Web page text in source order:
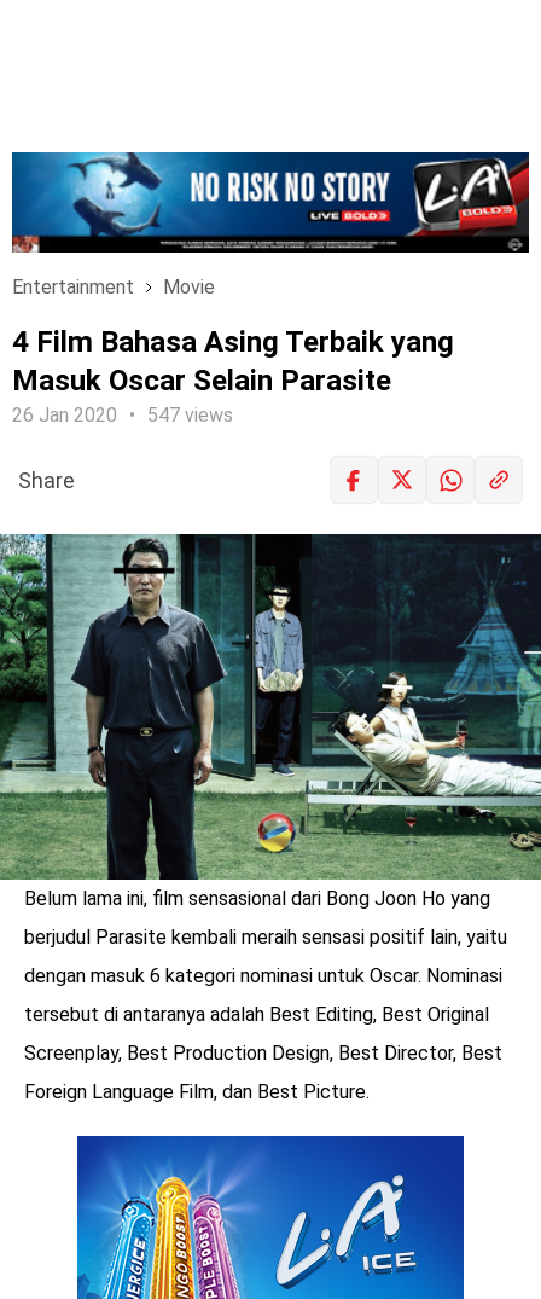
Entertainment Movie
4 Film Bahasa Asing Terbaik yang
Masuk Oscar Selain Parasite
26 Jan 2020 547 views
menarik
LOGIN
Share
Belum lama ini, film sensasional dari Bong Joon Ho yang
berjudul Parasite kembali meraih sensasi positif lain, yaitu
dengan masuk 6 kategori nominasi untuk Oscar. Nominasi
tersebut di antaranya adalah Best Editing, Best Original
Screenplay, Best Production Design, Best Director, Best
Foreign Language Film, dan Best Picture.